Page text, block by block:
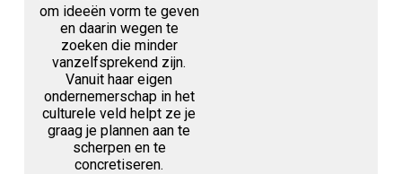
om ideeën vorm te geven
en daarin wegen te
zoeken die minder
vanzelfsprekend zijn.
Vanuit haar eigen
ondernemerschap in het
culturele veld helpt ze je
graag je plannen aan te
scherpen en te
concretiseren.